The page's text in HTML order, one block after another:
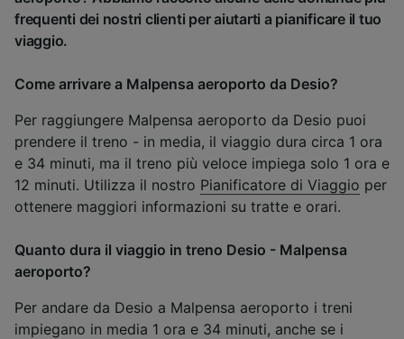
frequenti dei nostri clienti per aiutarti a pianificare il tuo
viaggio.
Come arrivare a Malpensa aeroporto da Desio?
Per raggiungere Malpensa aeroporto da Desio puoi
prendere il treno - in media, il viaggio dura circa 1 ora
e 34 minuti, ma il treno più veloce impiega solo 1 ora e
12 minuti. Utilizza il nostro Pianificatore di Viaggio per
ottenere maggiori informazioni su tratte e orari.
Quanto dura il viaggio in treno Desio - Malpensa
aeroporto?
Per andare da Desio a Malpensa aeroporto i treni
impiegano in media 1 ora e 34 minuti, anche se i